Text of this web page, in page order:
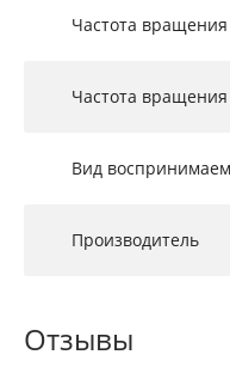
Частота
Частота
Вид
Производитель
Отзывы